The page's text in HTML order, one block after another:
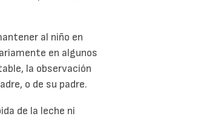
al niño en
en algunos
la observación
o de su padre.
de la leche ni